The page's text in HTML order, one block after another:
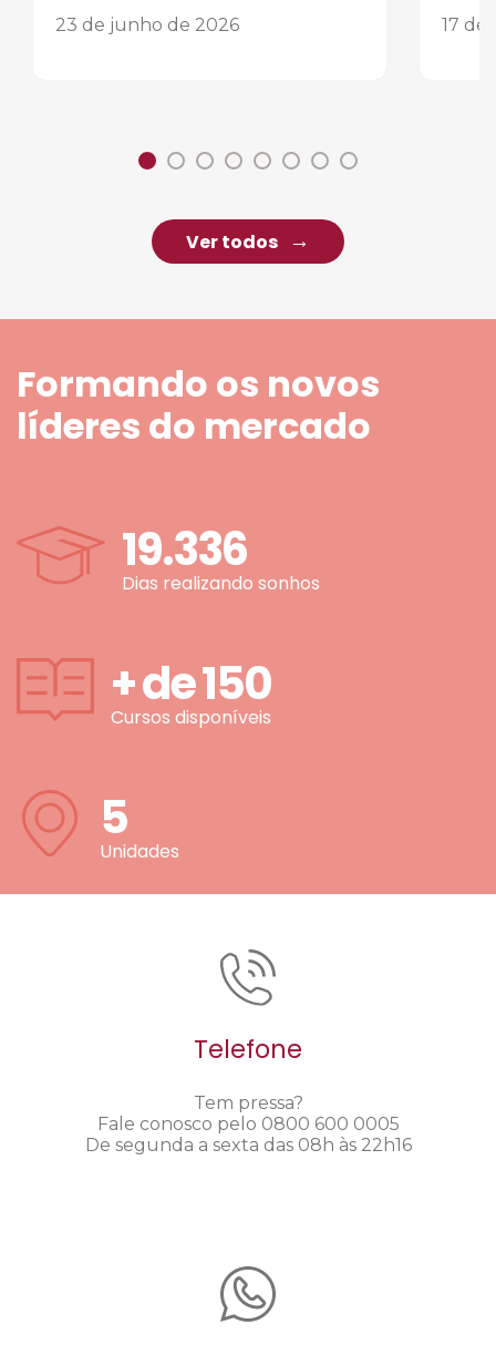
23 de junho de 2026 17 de
Ver todos
Formando os novos
líderes do mercado
19.336
Dias realizando sonhos
+ de150
Cursos disponíveis
5
Unidades
Telefone
Tem pressa?
Fale conosco pelo 0800 600 0005
De segunda a sexta das 08h às 22h16